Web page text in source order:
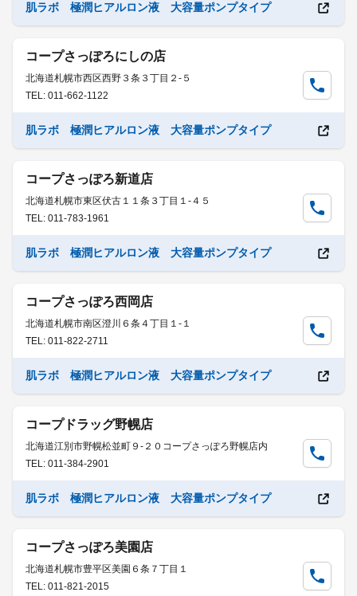
肌ラボ 極潤ヒアルロン液 大容量ポンプタイプ
コープさっぽろにしの店
北海道札幌市西区西野３条３丁目２-５
TEL: 011-662-1122
肌ラボ 極潤ヒアルロン液 大容量ポンプタイプ
コープさっぽろ新道店
北海道札幌市東区伏古１１条３丁目１-４５
TEL: 011-783-1961
肌ラボ 極潤ヒアルロン液 大容量ポンプタイプ
コープさっぽろ西岡店
北海道札幌市南区澄川６条４丁目１-１
TEL: 011-822-2711
肌ラボ 極潤ヒアルロン液 大容量ポンプタイプ
コープドラッグ野幌店
北海道江別市野幌松並町９-２０コープさっぽろ野幌店内
TEL: 011-384-2901
肌ラボ 極潤ヒアルロン液 大容量ポンプタイプ
コープさっぽろ美園店
北海道札幌市豊平区美園６条７丁目１
TEL: 011-821-2015